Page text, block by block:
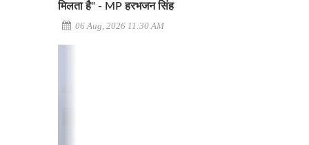
मिलता है" - MP हरभजन सिंह
06 Aug, 2026 11:30 AM